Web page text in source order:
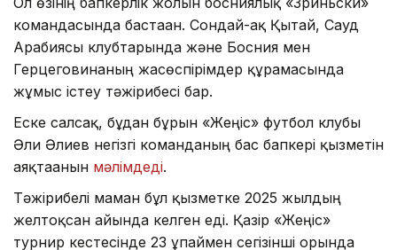
командасында бастаған. Сондай-ақ Қытай, Сауд
Арабиясы клубтарында және Босния мен
Герцеговинаның жасөспірімдер құрамасында
жұмыс істеу тәжірибесі бар.
Еске салсақ, бұдан бұрын «Жеңіс» футбол клубы
Әли Әлиев негізгі команданың бас бапкері қызметін
аяқтағанын мәлімдеді.
Тәжірибелі маман бұл қызметке 2025 жылдың
желтоқсан айында келген еді. Қазір «Жеңіс»
турнир кестесінде 23 ұпаймен сегізінші орында